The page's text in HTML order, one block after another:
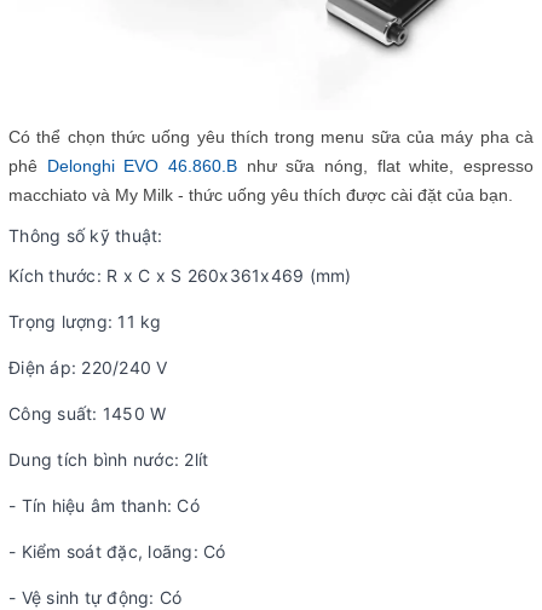
Có thể chọn thức uống yêu thích trong menu sữa của máy pha cà
phê Delonghi EVO 46.860.B như sữa nóng, flat white, espresso
macchiato và My Milk - thức uống yêu thích được cài đặt của bạn.
Thông số kỹ thuật:
Kích thước: R x C x S 260x361x469 (mm)
Trọng lượng: 11 kg
Điện áp: 220/240 V
Công suất: 1450 W
Dung tích bình nước: 2lít
- Tín hiệu âm thanh: Có
- Kiểm soát đặc, loãng: Có
- Vệ sinh tự động: Có